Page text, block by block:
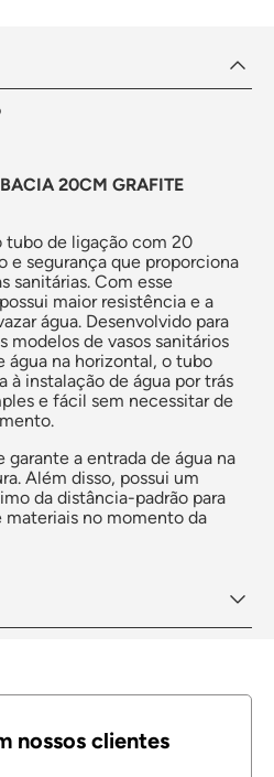
20CM GRAFITE
de ligação com 20
e segurança que proporciona
sanitárias. Com esse
maior resistência e a
água. Desenvolvido para
modelos de vasos sanitários
água na horizontal, o tubo
à instalação de água por trás
e fácil sem necessitar de
a entrada de água na
Além disso, possui um
da distância-padrão para
materiais no momento da